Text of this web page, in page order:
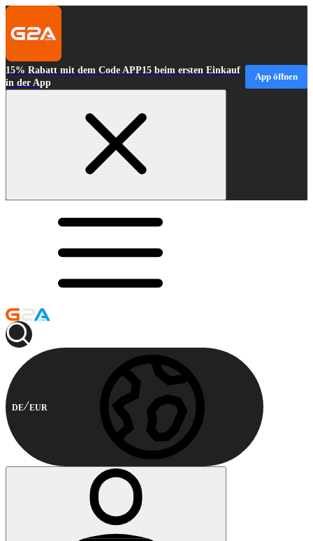
15% Rabatt mit dem Code APP15 beim ersten Einkauf
in der App
App öffnen
DE EUR